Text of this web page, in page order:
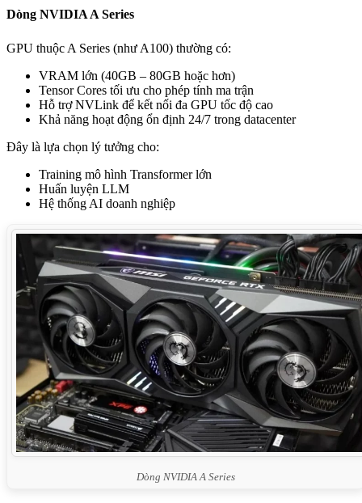
Dòng NVIDIA A Series
GPU thuộc A Series (như A100) thường có:
VRAM lớn (40GB – 80GB hoặc hơn)
Tensor Cores tối ưu cho phép tính ma trận
Hỗ trợ NVLink để kết nối đa GPU tốc độ cao
Khả năng hoạt động ổn định 24/7 trong datacenter
Đây là lựa chọn lý tưởng cho:
Training mô hình Transformer lớn
Huấn luyện LLM
Hệ thống AI doanh nghiệp
Dòng NVIDIA A Series